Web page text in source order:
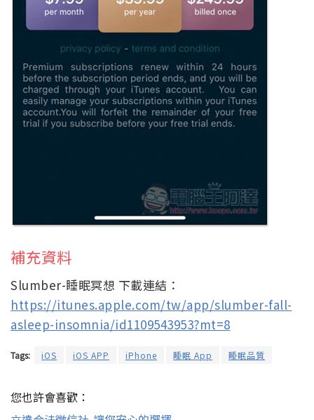
補充資料
Slumber-睡眠冥想 下載連結：
https://itunes.apple.com/tw/app/slumber-fall-
asleep-insomnia/id1109543953?mt=8
Tags: iOS iOS APP iPhone 睡眠 App 睡眠品質
您也許會喜歡：